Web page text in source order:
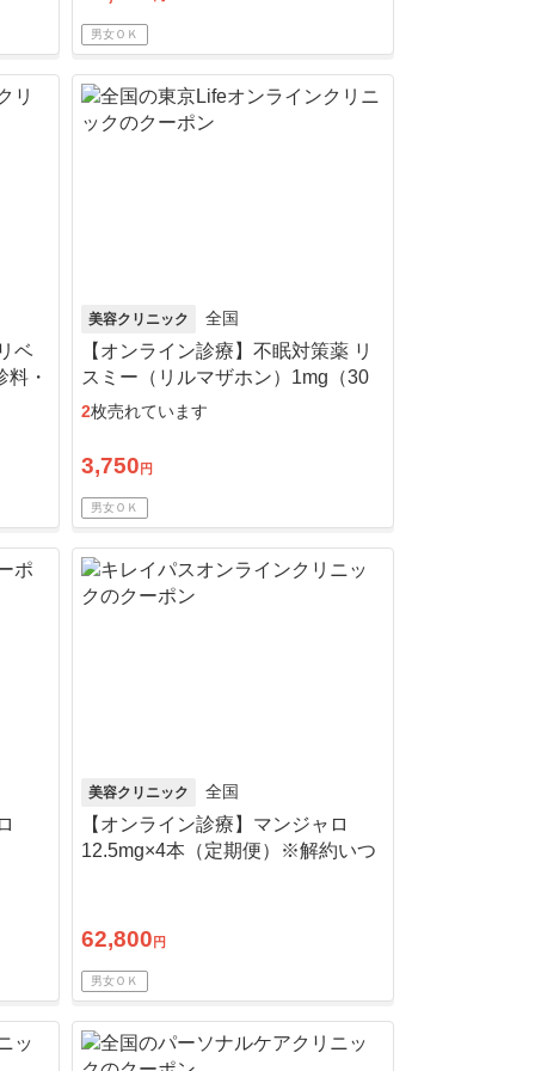
男女ＯＫ
ベ
・
美容クリニック 全国
【オンライン診療】不眠対策薬 リ
スミー（リルマザホン）1mg（30
日分）※初診料・送料込／リピー
2枚売れています
3,750 円
男女ＯＫ
美容クリニック 全国
【オンライン診療】マンジャロ
12.5mg×4本（定期便）※解約いつ
62,800 円
男女ＯＫ